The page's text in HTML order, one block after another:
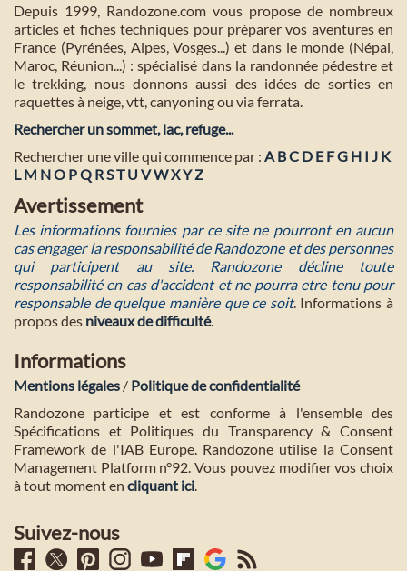
Depuis 1999, Randozone.com vous propose de nombreux
articles et fiches techniques pour préparer vos aventures en
France (Pyrénées, Alpes, Vosges...) et dans le monde (Népal,
Maroc, Réunion...) : spécialisé dans la randonnée pédestre et
le trekking, nous donnons aussi des idées de sorties en
raquettes à neige, vtt, canyoning ou via ferrata.
Rechercher un sommet, lac, refuge...
Rechercher une ville qui commence par : A BC D E FG H I J K
L M NO PQ RST U VWXYZ
Avertissement
Les informations fournies par ce site ne pourront en aucun
cas engager la responsabilité de Randozone et des personnes
qui participent au site. Randozone décline toute
responsabilité en cas d'accident et ne pourra etre tenu pour
responsable de quelque manière que ce soit. Informations à
propos des niveaux de difficulté.
Informations
Mentions légales / Politique de confidentialité
Randozone participe et est conforme à l'ensemble des
Spécifications et Politiques du Transparency & Consent
Framework de l'IAB Europe. Randozone utilise la Consent
Management Platform n°92. Vous pouvez modifier vos choix
à tout moment en cliquant ici.
Suivez-nous